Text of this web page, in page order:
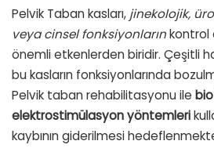
Pelvik Taban kasları, jinekolojik,
veya cinsel fonksiyonlarınkontrol
önemli etkenlerden biridir. Çeşitli
bu kasların fonksiyonlarında
Pelvik taban rehabilitasyonu ile
elektrostimülasyon yöntemleri
kaybının giderilmesi